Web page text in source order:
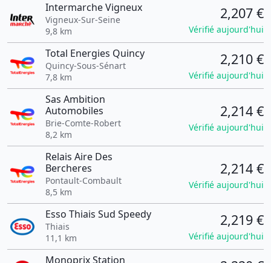
Intermarche Vigneux
Vigneux-Sur-Seine
9,8 km
2,207 €
Vérifié aujourd'hui
Total Energies Quincy
Quincy-Sous-Sénart
7,8 km
2,210 €
Vérifié aujourd'hui
Sas Ambition
Automobiles
Brie-Comte-Robert
8,2 km
2,214 €
Vérifié aujourd'hui
Relais Aire Des
Bercheres
Pontault-Combault
8,5 km
2,214 €
Vérifié aujourd'hui
Esso Thiais Sud Speedy
Thiais
11,1 km
2,219 €
Vérifié aujourd'hui
Monoprix Station